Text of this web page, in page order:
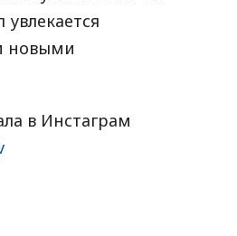
новыми
в Инстаграм